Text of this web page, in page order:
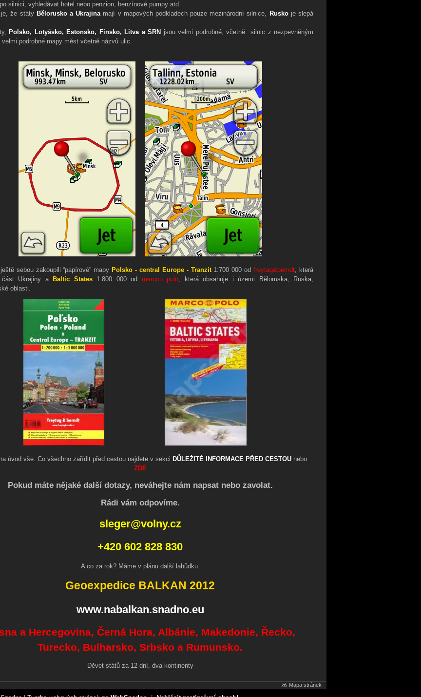
silnici, vyhledávat hotel nebo penzion, benzínové pumpy atd.
je, že státy Bělorusko a Ukrajinamají v mapových podkladech pouze mezinárodní silnice, Ruskoje slepá
Polsko, Lotyšsko, Estonsko, Finsko, Litva a SRN jsou velmi podrobné, včetně silnic z nezpevněným
velmi podrobné mapy měst včetně názvů ulic.
sebou zakoupili “papírové” mapy Polsko - central Europe - Tranzit1:700 000 odfreytag&berndt, která
Ukrajiny a
Baltic States1:800 000 od marcco polo, která obsahuje i územi Běloruska, Ruska,
oblasti.
úvod vše. Co všechno zařídit před cestou najdete v sekci DŮLEŽITÉ INFORMACE PŘED CESTOU nebo
ZDE
Pokud máte nějaké další dotazy, neváhejte nám napsat nebo zavolat.
Rádi vám odpovíme.
sleger@volny.cz
+420 602 828 830
A co za rok? Máme v plánu další lahůdku.
Geoexpedice BALKAN 2012
www.nabalkan.snadno.eu
a Hercegovina, Černá Hora, Albánie, Makedonie, Řecko,
Turecko, Bulharsko, Srbsko a Rumunsko.
Děvet států za 12 dní, dva kontinenty
Mapa stránek